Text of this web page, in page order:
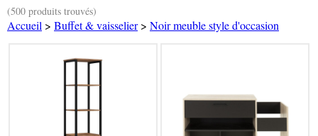
(500 produits trouvés)
Accueil > Buffet & vaisselier> Noir meuble style d'occasion